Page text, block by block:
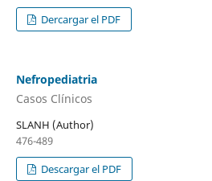
Dercargar el PDF
Nefropediatria
Casos Clínicos
SLANH (Author)
476-489
Descargar el PDF